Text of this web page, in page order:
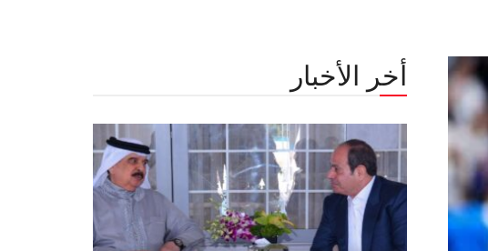
أخر الأخبار